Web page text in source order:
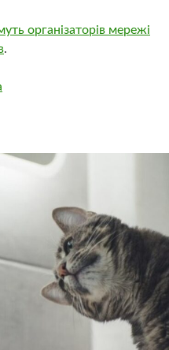
організаторів мережі
.